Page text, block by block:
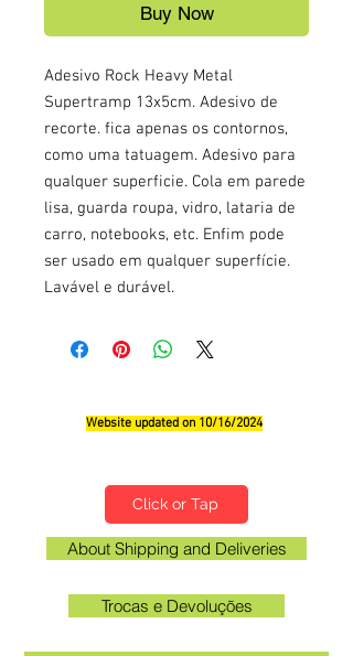
Buy Now
Adesivo Rock Heavy Metal
Supertramp 13x5cm. Adesivo de
recorte. fica apenas os contornos,
como uma tatuagem. Adesivo para
qualquer superficie. Cola em parede
lisa, guarda roupa, vidro, lataria de
carro, notebooks, etc. Enfim pode
ser usado em qualquer superfície.
Lavável e durável.
Website updated on 10/16/2024
Click or Tap
About Shipping and Deliveries
Trocas e Devoluções